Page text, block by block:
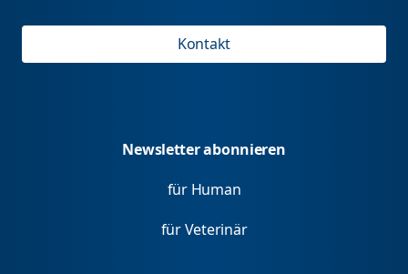
Kontakt
Newsletter abonnieren
für Human
für Veterinär